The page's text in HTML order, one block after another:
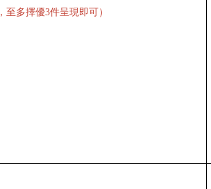
，至多擇優3件呈現即可）